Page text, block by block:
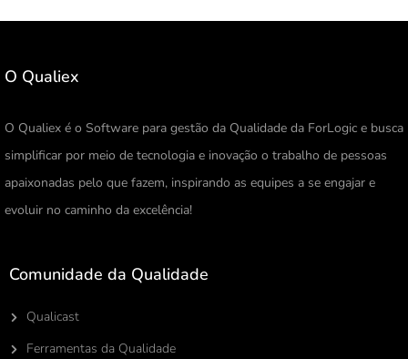
O Qualiex
O Qualiex é o Software para gestão da Qualidade da ForLogic e busca
simplificar por meio de tecnologia e inovação o trabalho de pessoas
apaixonadas pelo que fazem, inspirando as equipes a se engajar e
evoluir no caminho da excelência!
Comunidade da Qualidade
Qualicast
Ferramentas da Qualidade